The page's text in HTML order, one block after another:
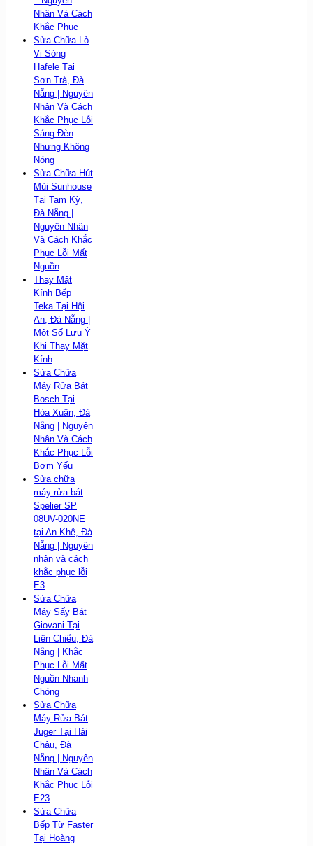
Nhân Và Cách
Khắc Phục
Sửa Chữa Lò
Vi Sóng
Hafele Tại
Sơn Trà, Đà
Nẵng | Nguyên
Nhân Và Cách
Khắc Phục Lỗi
Sáng Đèn
Nhưng Không
Nóng
Sửa Chữa Hút
Mùi Sunhouse
Tại Tam Kỳ,
Đà Nẵng |
Nguyên Nhân
Và Cách Khắc
Phục Lỗi Mất
Nguồn
Thay Mặt
Kính Bếp
Teka Tại Hội
An, Đà Nẵng |
Một Số Lưu Ý
Khi Thay Mặt
Kính
Sửa Chữa
Máy Rửa Bát
Bosch Tại
Hòa Xuân, Đà
Nẵng | Nguyên
Nhân Và Cách
Khắc Phục Lỗi
Bơm Yếu
Sửa chữa
máy rửa bát
Spelier SP
08UV-020NE
tại An Khê, Đà
Nẵng | Nguyên
nhân và cách
khắc phục lỗi
E3
Sửa Chữa
Máy Sấy Bát
Giovani Tại
Liên Chiểu, Đà
Nẵng | Khắc
Phục Lỗi Mất
Nguồn Nhanh
Chóng
Sửa Chữa
Máy Rửa Bát
Juger Tại Hải
Châu, Đà
Nẵng | Nguyên
Nhân Và Cách
Khắc Phục Lỗi
E23
Sửa Chữa
Bếp Từ Faster
Tại Hoàng